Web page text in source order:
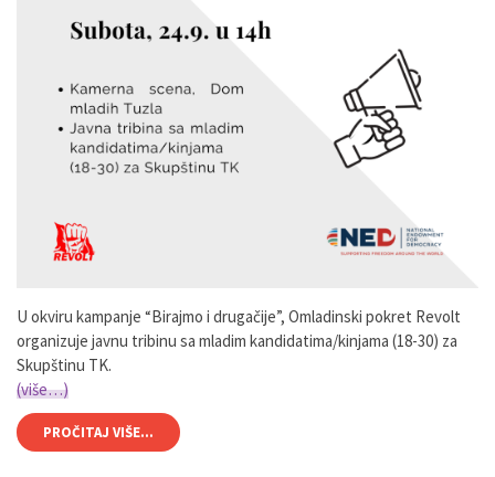
U okviru kampanje “Birajmo i drugačije”, Omladinski pokret Revolt
organizuje javnu tribinu sa mladim kandidatima/kinjama (18-30) za
Skupštinu TK.
(više…)
PROČITAJ VIŠE...